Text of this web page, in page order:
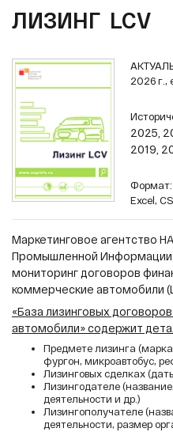
ЛИЗИНГ LCV
2026 г.,
2025,
2019,
Формат:
Excel,
Маркетинговое агентство
Промышленной
мониторинг договоров
коммерческие автомобили (
«База лизинговых
автомобили» содержит
Предмете лизинга
фургон, микроавтобус,
Лизинговых сделках
Лизингодателе
деятельности и др.)
Лизингополучателе
деятельности, размер